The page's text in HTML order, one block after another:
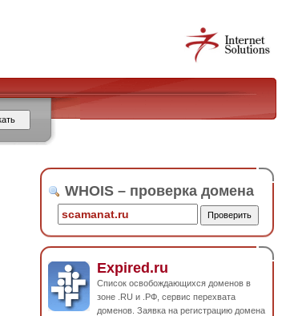
WHOIS – проверка домена
Expired.ru
Список освобождающихся доменов в
зоне .RU и .РФ, сервис перехвата
доменов. Заявка на регистрацию домена